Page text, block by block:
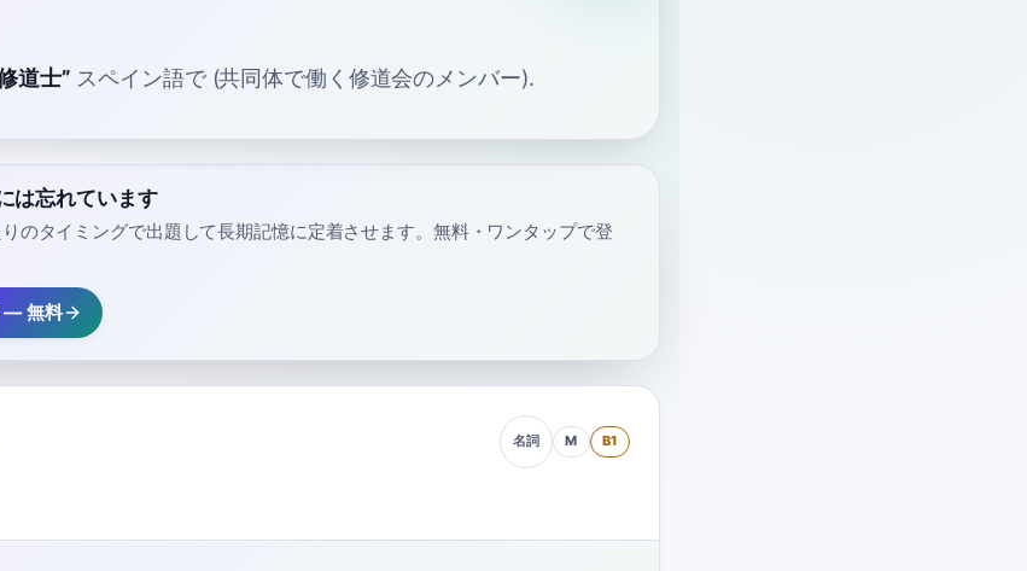
道士” スペイン語で(共同体で働く修道会のメンバー).
は忘れています
のタイミングで出題して長期記憶に定着させます。無料・ワンタップで登
— 無料
名詞 M B1